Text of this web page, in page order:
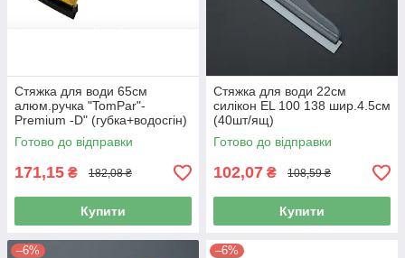
Стяжка для води 65см
алюм.ручка "TomPar"-
Premium -D" (губка+водосгін)
Польща (30шт/ящ)
Готово до відправки
171,15 ₴ 182,08 ₴
Купити
Стяжка для води 22см
силікон EL 100 138 шир.4.5см
(40шт/ящ)
Готово до відправки
102,07 ₴ 108,59 ₴
Купити
–6% –6%